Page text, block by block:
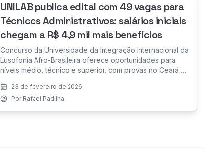
UNILAB publica edital com 49 vagas para
Técnicos Administrativos: salários iniciais
chegam a R$ 4,9 mil mais benefícios
Concurso da Universidade da Integração Internacional da
Lusofonia Afro-Brasileira oferece oportunidades para
níveis médio, técnico e superior, com provas no Ceará e
23 de fevereiro de 2026
Por Rafael Padilha